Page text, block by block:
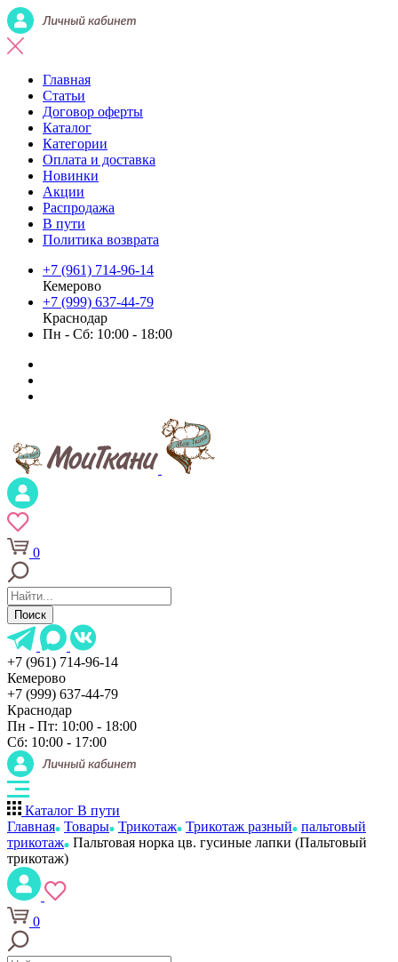
Главная
Статьи
Договор оферты
Каталог
Категории
Оплата и доставка
Новинки
Акции
Распродажа
В пути
Политика возврата
+7 (961) 714-96-14
Кемерово
+7 (999) 637-44-79
Краснодар
Пн - Сб: 10:00 - 18:00
0
Поиск
+7 (961) 714-96-14
Кемерово
+7 (999) 637-44-79
Краснодар
Пн - Пт: 10:00 - 18:00
Сб: 10:00 - 17:00
Каталог В пути
Главная Товары Трикотаж Трикотаж разный
пальтовый
трикотаж Пальтовая норка цв. гусиные лапки (Пальтовый
трикотаж)
0